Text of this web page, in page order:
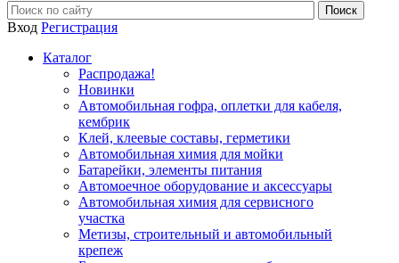
Вход Регистрация
Каталог
Распродажа!
Новинки
Автомобильная гофра, оплетки для кабеля,
кембрик
Клей, клеевые составы, герметики
Автомобильная химия для мойки
Батарейки, элементы питания
Автомоечное оборудование и аксессуары
Автомобильная химия для сервисного
участка
Метизы, строительный и автомобильный
крепеж